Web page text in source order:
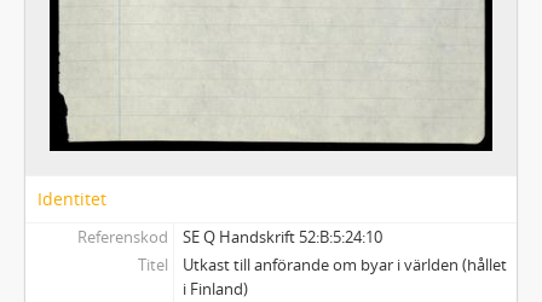
Identitet
Referenskod
SE Q Handskrift 52:B:5:24:10
Titel
Utkast till anförande om byar i världen (hållet
i Finland)